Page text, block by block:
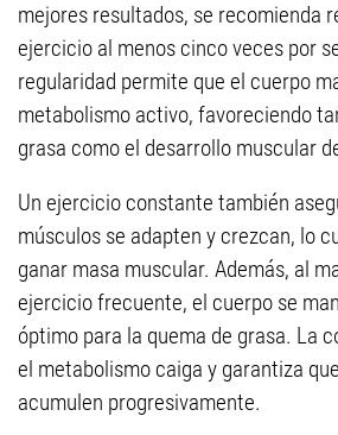
mejores resultados, se recomienda
ejercicio al menos cinco veces por
regularidad permite que el cuerpo
metabolismo activo, favoreciendo
grasa como el desarrollo muscular
Un ejercicio constante también
músculos se adapten y crezcan, lo
ganar masa muscular. Además, al
ejercicio frecuente, el cuerpo se
óptimo para la quema de grasa. La
el metabolismo caiga y garantiza
acumulen progresivamente.